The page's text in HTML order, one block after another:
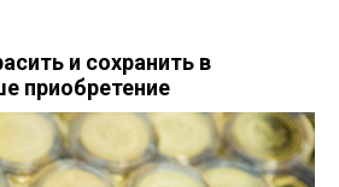
и сохранить в
приобретение